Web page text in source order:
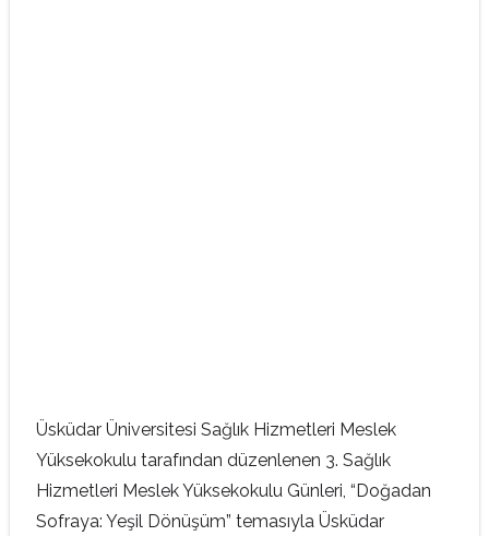
Üsküdar Üniversitesi Sağlık Hizmetleri Meslek
Yüksekokulu tarafından düzenlenen 3. Sağlık
Hizmetleri Meslek Yüksekokulu Günleri, “Doğadan
Sofraya: Yeşil Dönüşüm” temasıyla Üsküdar